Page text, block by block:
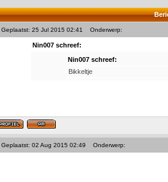
Geplaatst: 25 Jul 2015 02:41 Onderwerp:
Nin007 schreef:
Nin007 schreef:
Bikkeltje
Geplaatst: 02 Aug 2015 02:49 Onderwerp: